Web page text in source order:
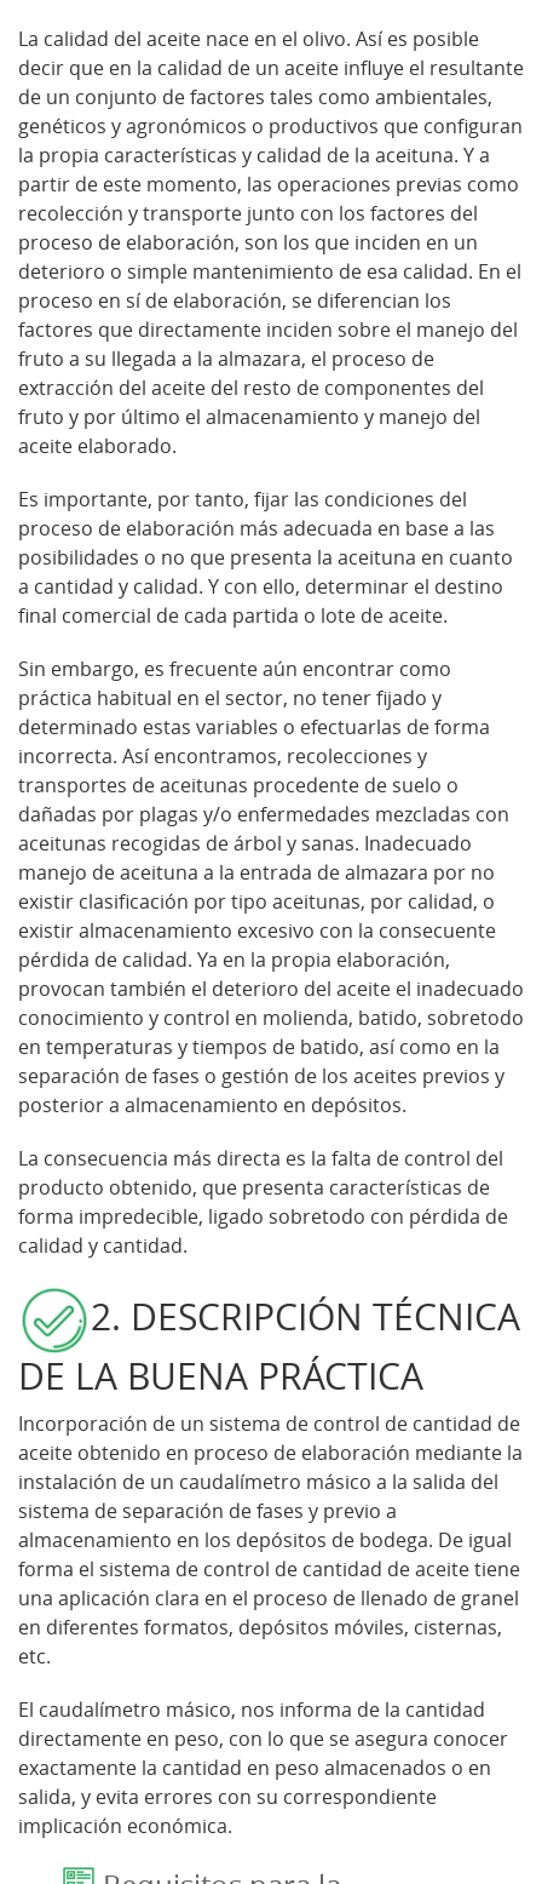
La calidad del aceite nace en el olivo. Así es posible
decir que en la calidad de un aceite influye el resultante
de un conjunto de factores tales como ambientales,
genéticos y agronómicos o productivos que configuran
la propia características y calidad de la aceituna. Y a
partir de este momento, las operaciones previas como
recolección y transporte junto con los factores del
proceso de elaboración, son los que inciden en un
deterioro o simple mantenimiento de esa calidad. En el
proceso en sí de elaboración, se diferencian los
factores que directamente inciden sobre el manejo del
fruto a su llegada a la almazara, el proceso de
extracción del aceite del resto de componentes del
fruto y por último el almacenamiento y manejo del
aceite elaborado.
Es importante, por tanto, fijar las condiciones del
proceso de elaboración más adecuada en base a las
posibilidades o no que presenta la aceituna en cuanto
a cantidad y calidad. Y con ello, determinar el destino
final comercial de cada partida o lote de aceite.
Sin embargo, es frecuente aún encontrar como
práctica habitual en el sector, no tener fijado y
determinado estas variables o efectuarlas de forma
incorrecta. Así encontramos, recolecciones y
transportes de aceitunas procedente de suelo o
dañadas por plagas y/o enfermedades mezcladas con
aceitunas recogidas de árbol y sanas. Inadecuado
manejo de aceituna a la entrada de almazara por no
existir clasificación por tipo aceitunas, por calidad, o
existir almacenamiento excesivo con la consecuente
pérdida de calidad. Ya en la propia elaboración,
provocan también el deterioro del aceite el inadecuado
conocimiento y control en molienda, batido, sobretodo
en temperaturas y tiempos de batido, así como en la
separación de fases o gestión de los aceites previos y
posterior a almacenamiento en depósitos.
La consecuencia más directa es la falta de control del
producto obtenido, que presenta características de
forma impredecible, ligado sobretodo con pérdida de
calidad y cantidad.
2. DESCRIPCIÓN TÉCNICA
DE LA BUENA PRÁCTICA
Incorporación de un sistema de control de cantidad de
aceite obtenido en proceso de elaboración mediante la
instalación de un caudalímetro másico a la salida del
sistema de separación de fases y previo a
almacenamiento en los depósitos de bodega. De igual
forma el sistema de control de cantidad de aceite tiene
una aplicación clara en el proceso de llenado de granel
en diferentes formatos, depósitos móviles, cisternas,
etc.
El caudalímetro másico, nos informa de la cantidad
directamente en peso, con lo que se asegura conocer
exactamente la cantidad en peso almacenados o en
salida, y evita errores con su correspondiente
implicación económica.